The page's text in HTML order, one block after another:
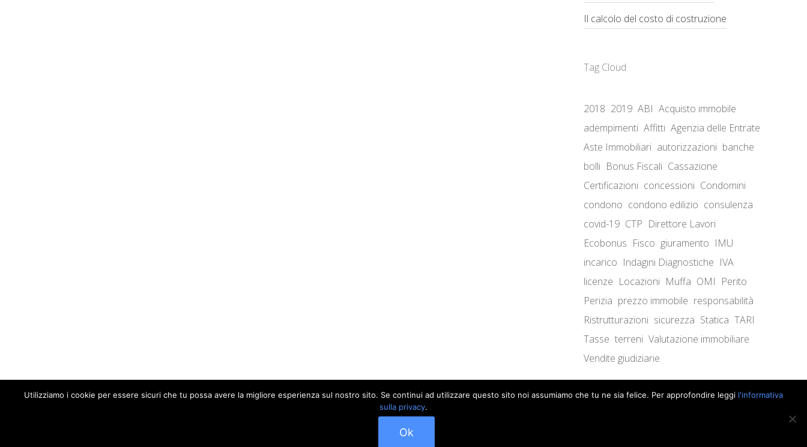
Il calcolo del costo di costruzione
Tag Cloud
2018 2019 ABI Acquisto immobile
adempimenti Affitti Agenzia delle Entrate
Aste Immobiliari autorizzazioni banche
bolli Bonus Fiscali Cassazione
Certificazioni concessioni Condomini
condono condono edilizio consulenza
covid-19 CTP Direttore Lavori
Ecobonus Fisco giuramento IMU
incarico Indagini Diagnostiche IVA
licenze Locazioni Muffa OMI Perito
Perizia prezzo immobile responsabilità
Ristrutturazioni sicurezza Statica TARI
Tasse terreni Valutazione immobiliare
Vendite giudiziarie
Utilizziamo i cookie per essere sicuri che tu possa avere la migliore esperienza sul nostro sito. Se continui ad utilizzare questo sito noi assumiamo che tu ne sia felice. Per approfondire leggi l'informativa
sulla privacy.
Ok